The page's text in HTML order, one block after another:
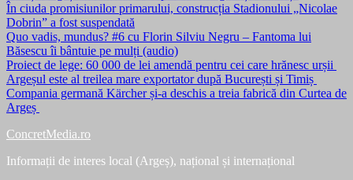
În ciuda promisiunilor primarului, construcția Stadionului „Nicolae
Dobrin” a fost suspendată
Quo vadis, mundus? #6 cu Florin Silviu Negru – Fantoma lui
Băsescu îi bântuie pe mulți (audio)
Proiect de lege: 60 000 de lei amendă pentru cei care hrănesc urșii
Argeșul este al treilea mare exportator după București și Timiș
Compania germană Kärcher și-a deschis a treia fabrică din Curtea de
Argeș
ConcretMedia.ro
Informații de interes local (Argeș), național și internațional